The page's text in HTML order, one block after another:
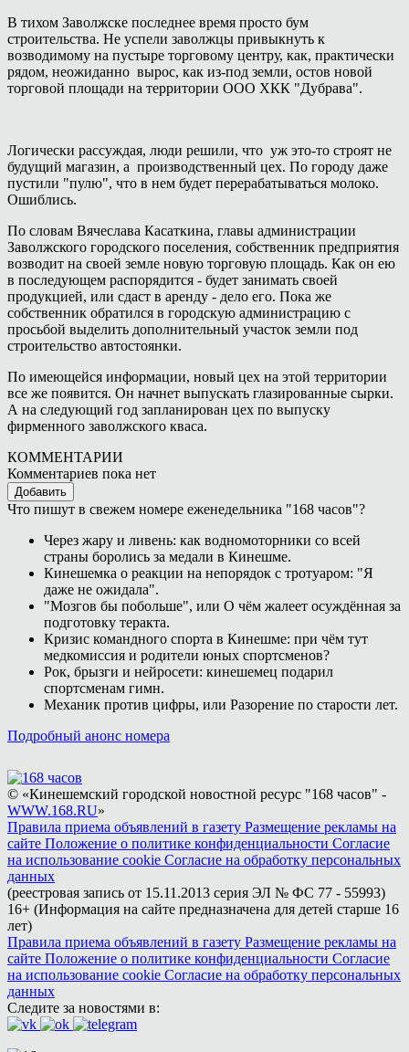
В тихом Заволжске последнее время просто бум
строительства. Не успели заволжцы привыкнуть к
возводимому на пустыре торговому центру, как, практически
рядом, неожиданно вырос, как из-под земли, остов новой
торговой площади на территории ООО ХКК "Дубрава".
Логически рассуждая, люди решили, что уж это-то строят не
будущий магазин, а производственный цех. По городу даже
пустили "пулю", что в нем будет перерабатываться молоко.
Ошиблись.
По словам Вячеслава Касаткина, главы администрации
Заволжского городского поселения, собственник предприятия
возводит на своей земле новую торговую площадь. Как он ею
в последующем распорядится - будет занимать своей
продукцией, или сдаст в аренду - дело его. Пока же
собственник обратился в городскую администрацию с
просьбой выделить дополнительный участок земли под
строительство автостоянки.
По имеющейся информации, новый цех на этой территории
все же появится. Он начнет выпускать глазированные сырки.
А на следующий год запланирован цех по выпуску
фирменного заволжского кваса.
КОММЕНТАРИИ
Комментариев пока нет
Добавить
Что пишут в свежем номере еженедельника "168 часов"?
Через жару и ливень: как водномоторники со всей
страны боролись за медали в Кинешме.
Кинешемка о реакции на непорядок с тротуаром: "Я
даже не ожидала".
"Мозгов бы побольше", или О чём жалеет осуждённая за
подготовку теракта.
Кризис командного спорта в Кинешме: при чём тут
медкомиссия и родители юных спортсменов?
Рок, брызги и нейросети: кинешемец подарил
спортсменам гимн.
Механик против цифры, или Разорение по старости лет.
Подробный анонс номера
© «Кинешемский городской новостной ресурс "168 часов" -
WWW.168.RU»
Правила приема объявлений в газету Размещение рекламы на
сайте Положение о политике конфиденциальности Согласие
на использование cookie Согласие на обработку персональных
данных
(реестровая запись от 15.11.2013 серия ЭЛ № ФС 77 - 55993)
16+ (Информация на сайте предназначена для детей старше 16
лет)
Правила приема объявлений в газету Размещение рекламы на
сайте Положение о политике конфиденциальности Согласие
на использование cookie Согласие на обработку персональных
данных
Следите за новостями в: